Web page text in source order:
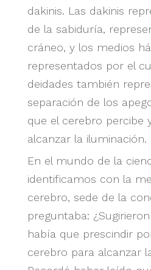
dakinis. Las dakinis
de la sabiduría,
cráneo, y los medios
representados por el
deidades también
separación de los
que el cerebro percibe
alcanzar la iluminación.
En el mundo de la
identificamos con la
cerebro, sede de la
preguntaba:
había que prescindir
cerebro para alcanzar